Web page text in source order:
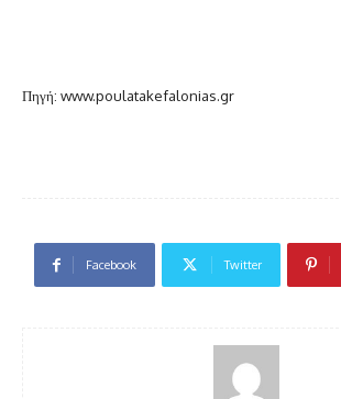
Πηγή: www.poulatakefalonias.gr
Facebook Twitter